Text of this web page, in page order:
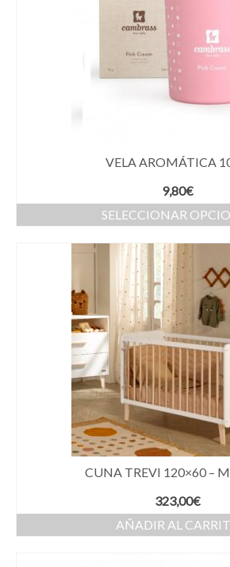
VELA AROMÁTICA
9,80€
SELECCIONAR
CUNA TREVI 120×60 –
323,00€
AÑADIR AL